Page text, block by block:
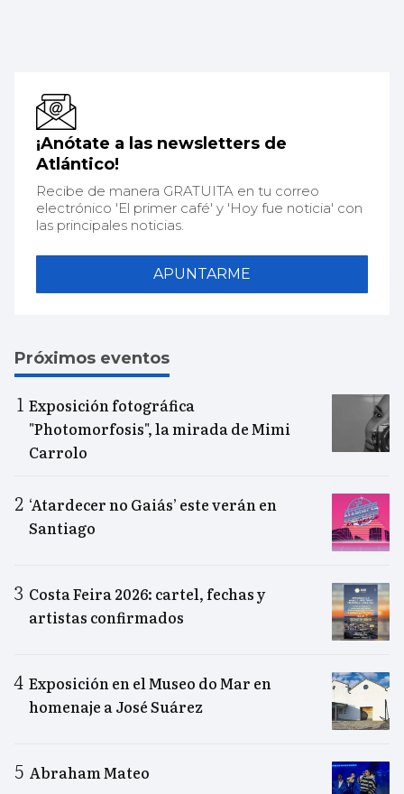
¡Anótate a las newsletters de
Atlántico!
Recibe de manera GRATUITA en tu correo
electrónico 'El primer café' y 'Hoy fue noticia' con
las principales noticias.
APUNTARME
Próximos eventos
Exposición fotográfica
"Photomorfosis", la mirada de Mimi
Carrolo
‘Atardecer no Gaiás’ este verán en
Santiago
Costa Feira 2026: cartel, fechas y
artistas confirmados
Exposición en el Museo do Mar en
homenaje a José Suárez
Abraham Mateo